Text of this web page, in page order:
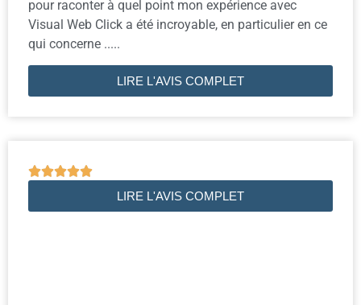
pour raconter à quel point mon expérience avec
Visual Web Click a été incroyable, en particulier en ce
qui concerne .....
LIRE L'AVIS COMPLET

LIRE L'AVIS COMPLET